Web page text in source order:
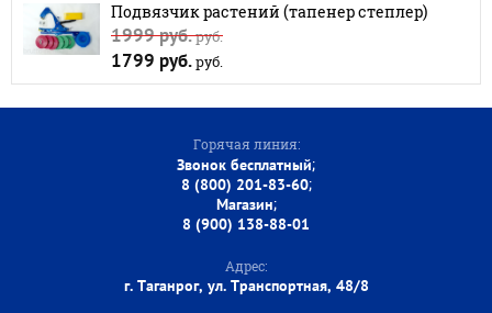
Подвязчик растений (тапенер степлер)
1999 руб.руб.
1799 руб.руб.
Горячая линия:
Звонок бесплатный;
8 (800) 201-83-60;
Магазин;
8 (900) 138-88-01
Адрес:
г. Таганрог, ул. Транспортная, 48/8